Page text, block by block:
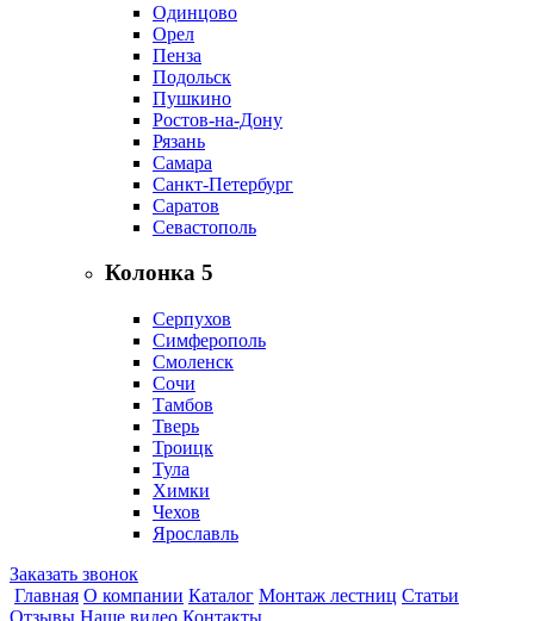
Одинцово
Орел
Пенза
Подольск
Пушкино
Ростов-на-Дону
Рязань
Самара
Санкт-Петербург
Саратов
Севастополь
Колонка 5
Серпухов
Симферополь
Смоленск
Сочи
Тамбов
Тверь
Троицк
Тула
Химки
Чехов
Ярославль
Заказать звонок
Главная О компании Каталог Монтаж лестниц Статьи